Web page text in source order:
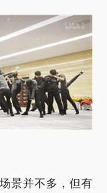
景并不多，但有